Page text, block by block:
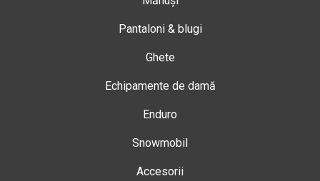
Pantaloni & blugi
Ghete
Echipamente de damă
Enduro
Snowmobil
Accesorii